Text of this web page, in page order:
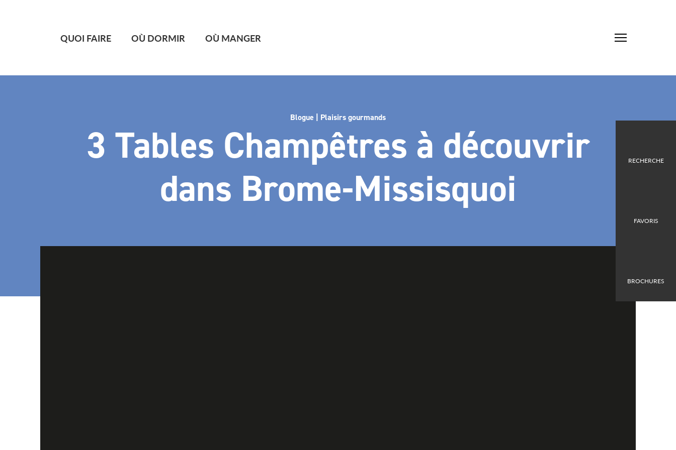
Blogue | Plaisirs gourmands
3 Tables Champêtres à découvrir
dans Brome-Missisquoi
QUOI FAIRE OÙ DORMIR OÙ MANGER
RECHERCHE
FAVORIS
BROCHURES